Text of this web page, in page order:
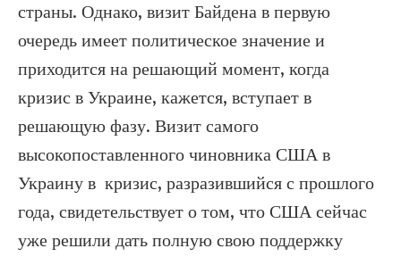
страны. Однако, визит Байдена в первую
очередь имеет политическое значение и
приходится на решающий момент, когда
кризис в Украине, кажется, вступает в
решающую фазу. Визит самого
высокопоставленного чиновника США в
Украину в кризис, разразившийся с прошлого
года, свидетельствует о том, что США сейчас
уже решили дать полную свою поддержку